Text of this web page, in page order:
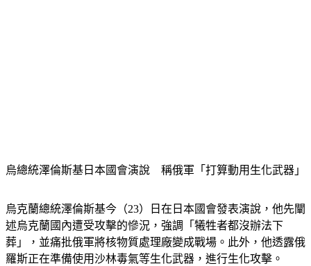
烏總統澤倫斯基日本國會演說　稱俄軍「打算動用生化武器」
烏克蘭總統澤倫斯基今（23）日在日本國會發表演說，他先闡
述烏克蘭國內遭受攻擊的慘況，強調「犧牲者都沒辦法下
葬」，並痛批俄軍將核物質處理廠變成戰場。此外，他透露俄
羅斯正在準備使用沙林毒氣等生化武器，進行生化攻擊。